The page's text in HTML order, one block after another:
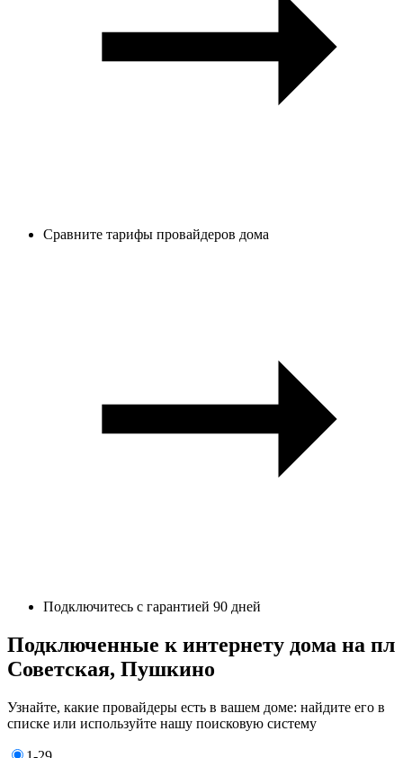
Сравните тарифы провайдеров дома
Подключитесь с гарантией 90 дней
Подключенные к интернету дома на пл
Советская, Пушкино
Узнайте, какие провайдеры есть в вашем доме: найдите его в
списке или используйте нашу поисковую систему